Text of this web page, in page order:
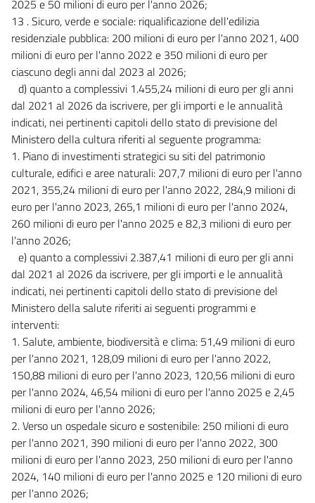
2025 e 50 milioni di euro per l'anno 2026;
13 . Sicuro, verde e sociale: riqualificazione dell'edilizia
residenziale pubblica: 200 milioni di euro per l'anno 2021, 400
milioni di euro per l'anno 2022 e 350 milioni di euro per
ciascuno degli anni dal 2023 al 2026;
d) quanto a complessivi 1.455,24 milioni di euro per gli anni
dal 2021 al 2026 da iscrivere, per gli importi e le annualità
indicati, nei pertinenti capitoli dello stato di previsione del
Ministero della cultura riferiti al seguente programma:
1. Piano di investimenti strategici su siti del patrimonio
culturale, edifici e aree naturali: 207,7 milioni di euro per l'anno
2021, 355,24 milioni di euro per l'anno 2022, 284,9 milioni di
euro per l'anno 2023, 265,1 milioni di euro per l'anno 2024,
260 milioni di euro per l'anno 2025 e 82,3 milioni di euro per
l'anno 2026;
e) quanto a complessivi 2.387,41 milioni di euro per gli anni
dal 2021 al 2026 da iscrivere, per gli importi e le annualità
indicati, nei pertinenti capitoli dello stato di previsione del
Ministero della salute riferiti ai seguenti programmi e
interventi:
1. Salute, ambiente, biodiversità e clima: 51,49 milioni di euro
per l'anno 2021, 128,09 milioni di euro per l'anno 2022,
150,88 milioni di euro per l'anno 2023, 120,56 milioni di euro
per l'anno 2024, 46,54 milioni di euro per l'anno 2025 e 2,45
milioni di euro per l'anno 2026;
2. Verso un ospedale sicuro e sostenibile: 250 milioni di euro
per l'anno 2021, 390 milioni di euro per l'anno 2022, 300
milioni di euro per l'anno 2023, 250 milioni di euro per l'anno
2024, 140 milioni di euro per l'anno 2025 e 120 milioni di euro
per l'anno 2026;